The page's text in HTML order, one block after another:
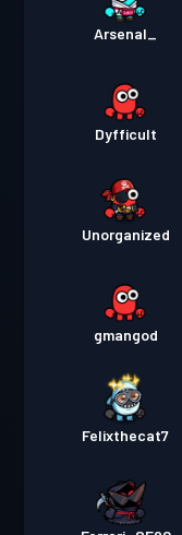
Arsenal_
Dyfficult
Unorganized
gmangod
Felixthecat7